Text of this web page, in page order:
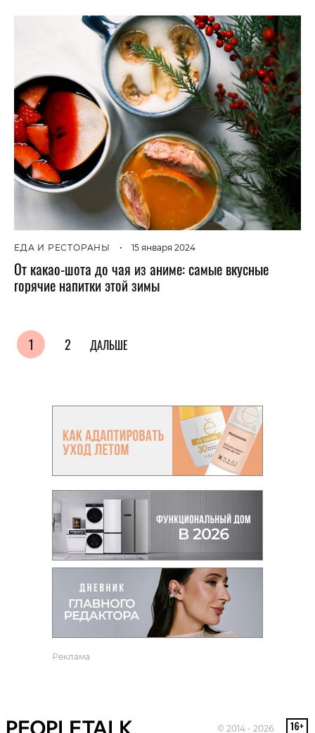
ЕДА И РЕСТОРАНЫ • 15 января 2024
От какао-шота до чая из аниме: самые вкусные
горячие напитки этой зимы
1 2 ДАЛЬШЕ
Реклама
© 2014 - 2026